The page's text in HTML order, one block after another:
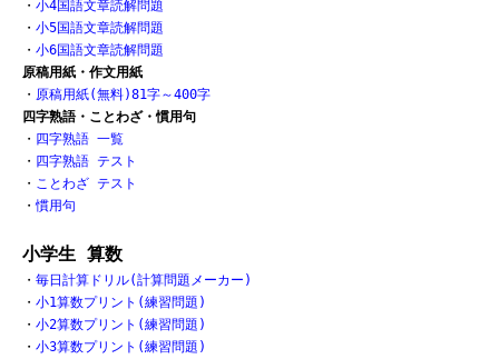
・ 小4国語文章読解問題
・ 小5国語文章読解問題
・ 小6国語文章読解問題
原稿用紙・作文用紙
・ 原稿用紙(無料)81字～400字
四字熟語・ことわざ・慣用句
・ 四字熟語 一覧
・ 四字熟語 テスト
・ ことわざ テスト
・慣用句
小学生 算数
・ 毎日計算ドリル(計算問題メーカー)
・ 小1算数プリント(練習問題)
・ 小2算数プリント(練習問題)
・ 小3算数プリント(練習問題)